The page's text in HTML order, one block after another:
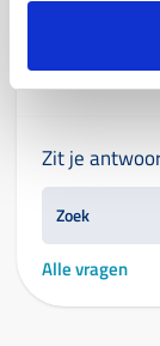
Voor wie is de
Zit je
Alle vragen